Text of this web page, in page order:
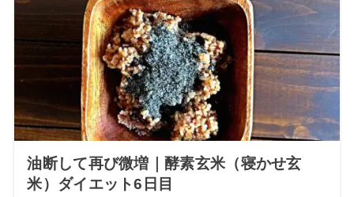
油断して再び微増｜酵素玄米（寝かせ玄
米）ダイエット6日目